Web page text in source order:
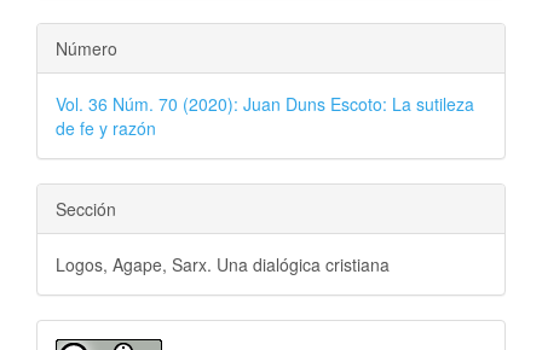
Número
Vol. 36 Núm. 70 (2020): Juan Duns Escoto: La sutileza
de fe y razón
Sección
Logos, Agape, Sarx. Una dialógica cristiana